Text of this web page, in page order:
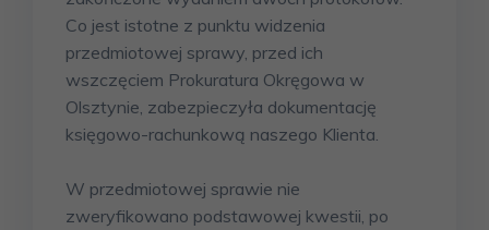
Co jest istotne z punktu widzenia
przedmiotowej sprawy, przed ich
wszczęciem Prokuratura Okręgowa w
Olsztynie, zabezpieczyła dokumentację
księgowo-rachunkową naszego Klienta.
W przedmiotowej sprawie nie
zweryfikowano podstawowej kwestii, po